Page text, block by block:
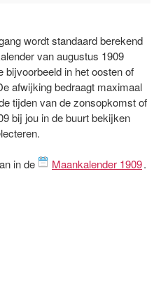
wordt standaard berekend
van augustus 1909
bijvoorbeeld in het oosten of
afwijking bedraagt maximaal
tijden van de zonsopkomst of
bij jou in de buurt bekijken
in de Maankalender 1909.